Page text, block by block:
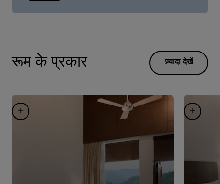
रूम के प्रकार ज़्यादा देखें